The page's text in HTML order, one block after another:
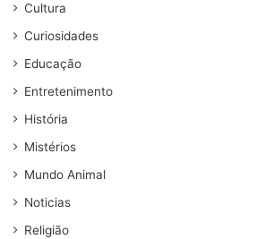
Cultura
Curiosidades
Educação
Entretenimento
História
Mistérios
Mundo Animal
Noticias
Religião